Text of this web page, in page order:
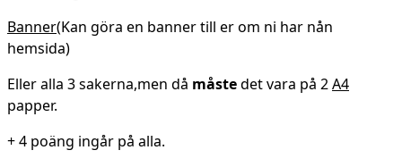
Banner(Kan göra en banner till er om ni har nån
hemsida)
Eller alla 3 sakerna,men då måstedet vara på 2A4
papper.
+ 4 poäng ingår på alla.